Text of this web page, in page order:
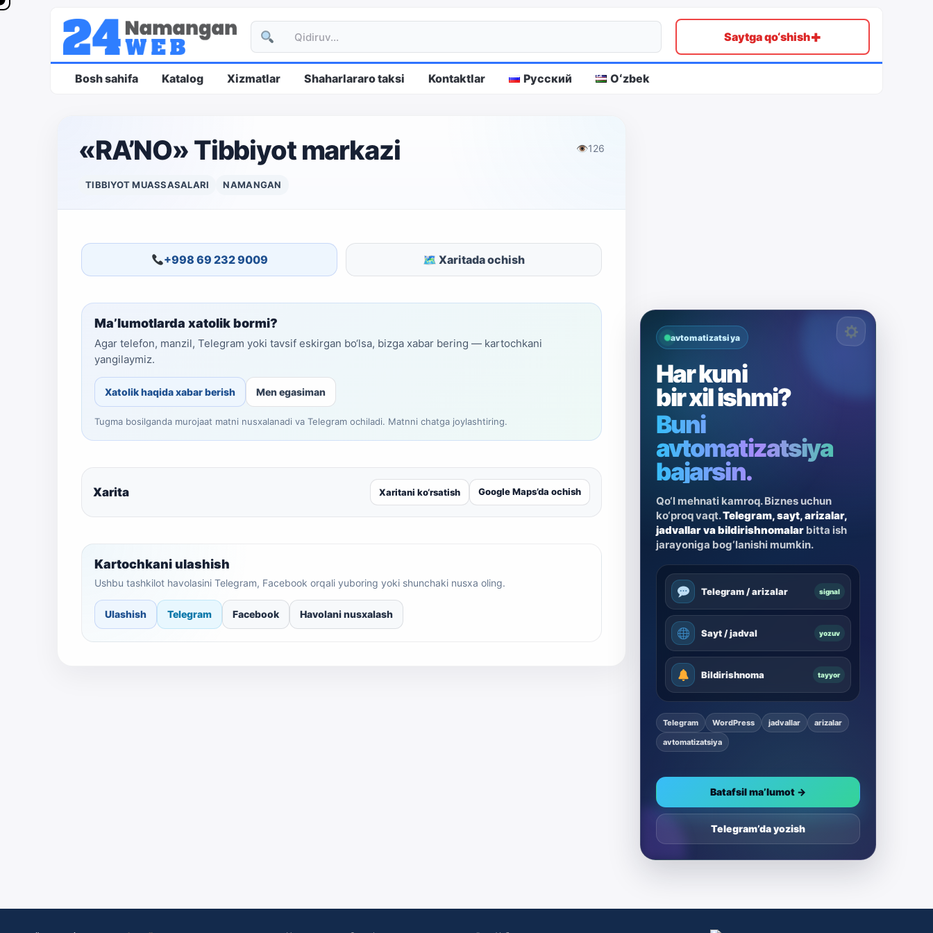
Saytga qo‘shish+
Bosh sahifa Katalog Xizmatlar Shaharlararo taksi Kontaktlar Русский Oʻzbek
«RA’NO» Tibbiyot markazi 👁126
TIBBIYOT MUASSASALARI NAMANGAN
+998 69 232 9009 🗺 Xaritada ochish
Ma’lumotlarda xatolik bormi?
Agar telefon, manzil, Telegram yoki tavsif eskirgan bo‘lsa, bizga xabar bering — kartochkani
yangilaymiz.
Xatolik haqida xabar berish Men egasiman
Tugma bosilganda murojaat matni nusxalanadi va Telegram ochiladi. Matnni chatga joylashtiring.
Xarita Xaritani ko‘rsatish Google Maps’da ochish
Kartochkani ulashish
Ushbu tashkilot havolasini Telegram, Facebook orqali yuboring yoki shunchaki nusxa oling.
Ulashish Telegram Facebook Havolani nusxalash
avtomatizatsiya
Har kuni
bir xil ishmi?
Buni
avtomatizatsiya
bajarsin.
Qo‘l mehnati kamroq. Biznes uchun
ko‘proq vaqt.Telegram, sayt, arizalar,
jadvallar va bildirishnomalar bitta ish
jarayoniga bog‘lanishi mumkin.
Telegram / arizalar signal
Sayt / jadval yozuv
Bildirishnoma tayyor
Telegram WordPress jadvallar
arizalar
avtomatizatsiya
Batafsil ma’lumot →
Telegram’da yozish